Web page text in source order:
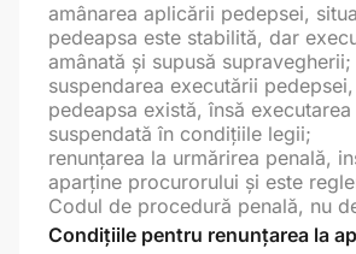
amânarea aplicării pedepsei,
pedeapsa este stabilită, dar
amânată și supusă supravegherii;
suspendarea executării
pedeapsa există, însă
suspendată în condițiile legii;
renunțarea la urmărirea penală,
aparține procurorului și este
Codul de procedură penală, nu
Condițiile pentru renunțarea la